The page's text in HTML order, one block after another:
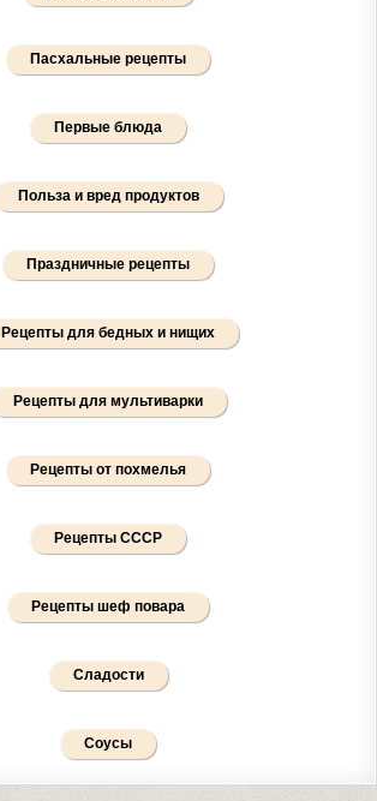
Пасхальные рецепты
Первые блюда
Польза и вред продуктов
Праздничные рецепты
Рецепты для бедных и нищих
Рецепты для мультиварки
Рецепты от похмелья
Рецепты СССР
Рецепты шеф повара
Сладости
Соусы